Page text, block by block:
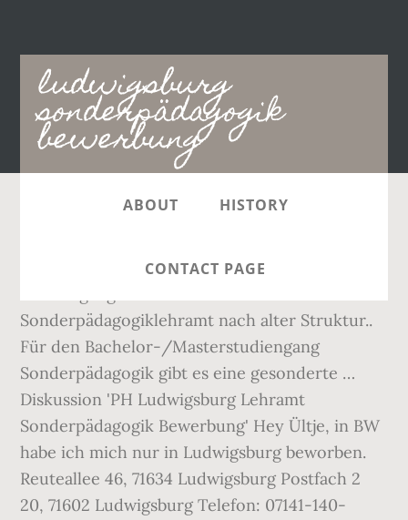
ludwigsburg
sonderpädagogik
bewerbung
Main
navigation
ABOUT HISTORY
CONTACT PAGE
früher aufgenommen hat, findet Infos zum
Sonderpädagogiklehramt nach alter Struktur..
Für den Bachelor-/Masterstudiengang
Sonderpädagogik gibt es eine gesonderte …
Diskussion 'PH Ludwigsburg Lehramt
Sonderpädagogik Bewerbung' Hey Ültje, in BW
habe ich mich nur in Ludwigsburg beworben.
Reuteallee 46, 71634 Ludwigsburg Postfach 2
20, 71602 Ludwigsburg Telefon: 07141-140-